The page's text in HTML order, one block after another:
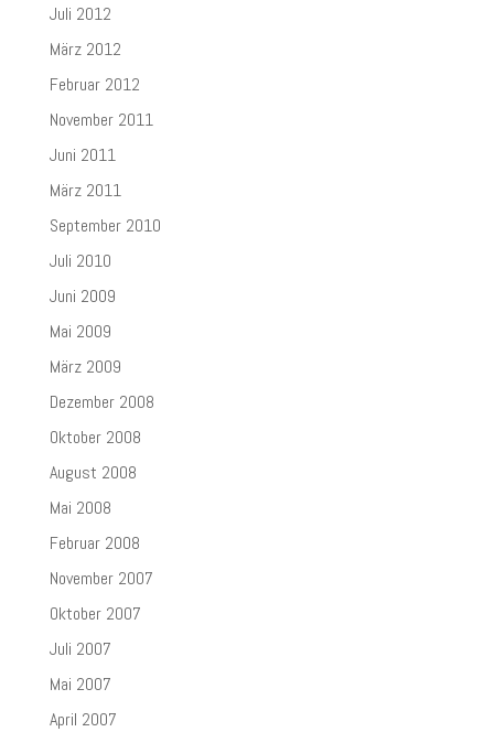
Juli 2012
März 2012
Februar 2012
November 2011
Juni 2011
März 2011
September 2010
Juli 2010
Juni 2009
Mai 2009
März 2009
Dezember 2008
Oktober 2008
August 2008
Mai 2008
Februar 2008
November 2007
Oktober 2007
Juli 2007
Mai 2007
April 2007